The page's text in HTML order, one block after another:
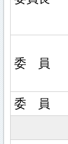
委 員
委 員